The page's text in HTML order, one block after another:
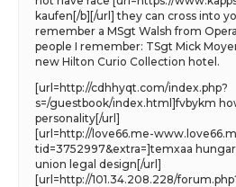
kaufen[/b][/url] they can cross into
remember a MSgt Walsh from
people I remember: TSgt Mick
new Hilton Curio Collection hotel.
[url=http://cdhhyqt.com/index.php?
s=/guestbook/index.html]fvbykm
personality[/url]
[url=http://love66.me-
tid=3752997&extra=]temxaa
union legal design[/url]
[url=http://101.34.208.228/